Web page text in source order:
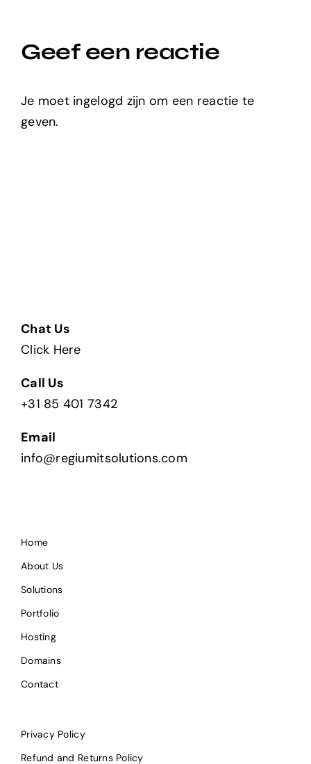
Geef een reactie
Je moet ingelogd zijn om een reactie te
geven.
Chat Us
Click Here
Call Us
+31 85 401 7342
Email
info@regiumitsolutions.com
Home
About Us
Solutions
Portfolio
Hosting
Domains
Contact
Privacy Policy
Refund and Returns Policy